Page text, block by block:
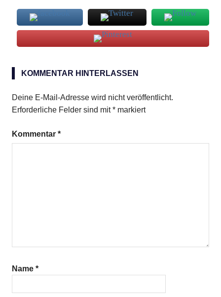
KOMMENTAR HINTERLASSEN
Deine E-Mail-Adresse wird nicht veröffentlicht.
Erforderliche Felder sind mit* markiert
Kommentar *
Name *